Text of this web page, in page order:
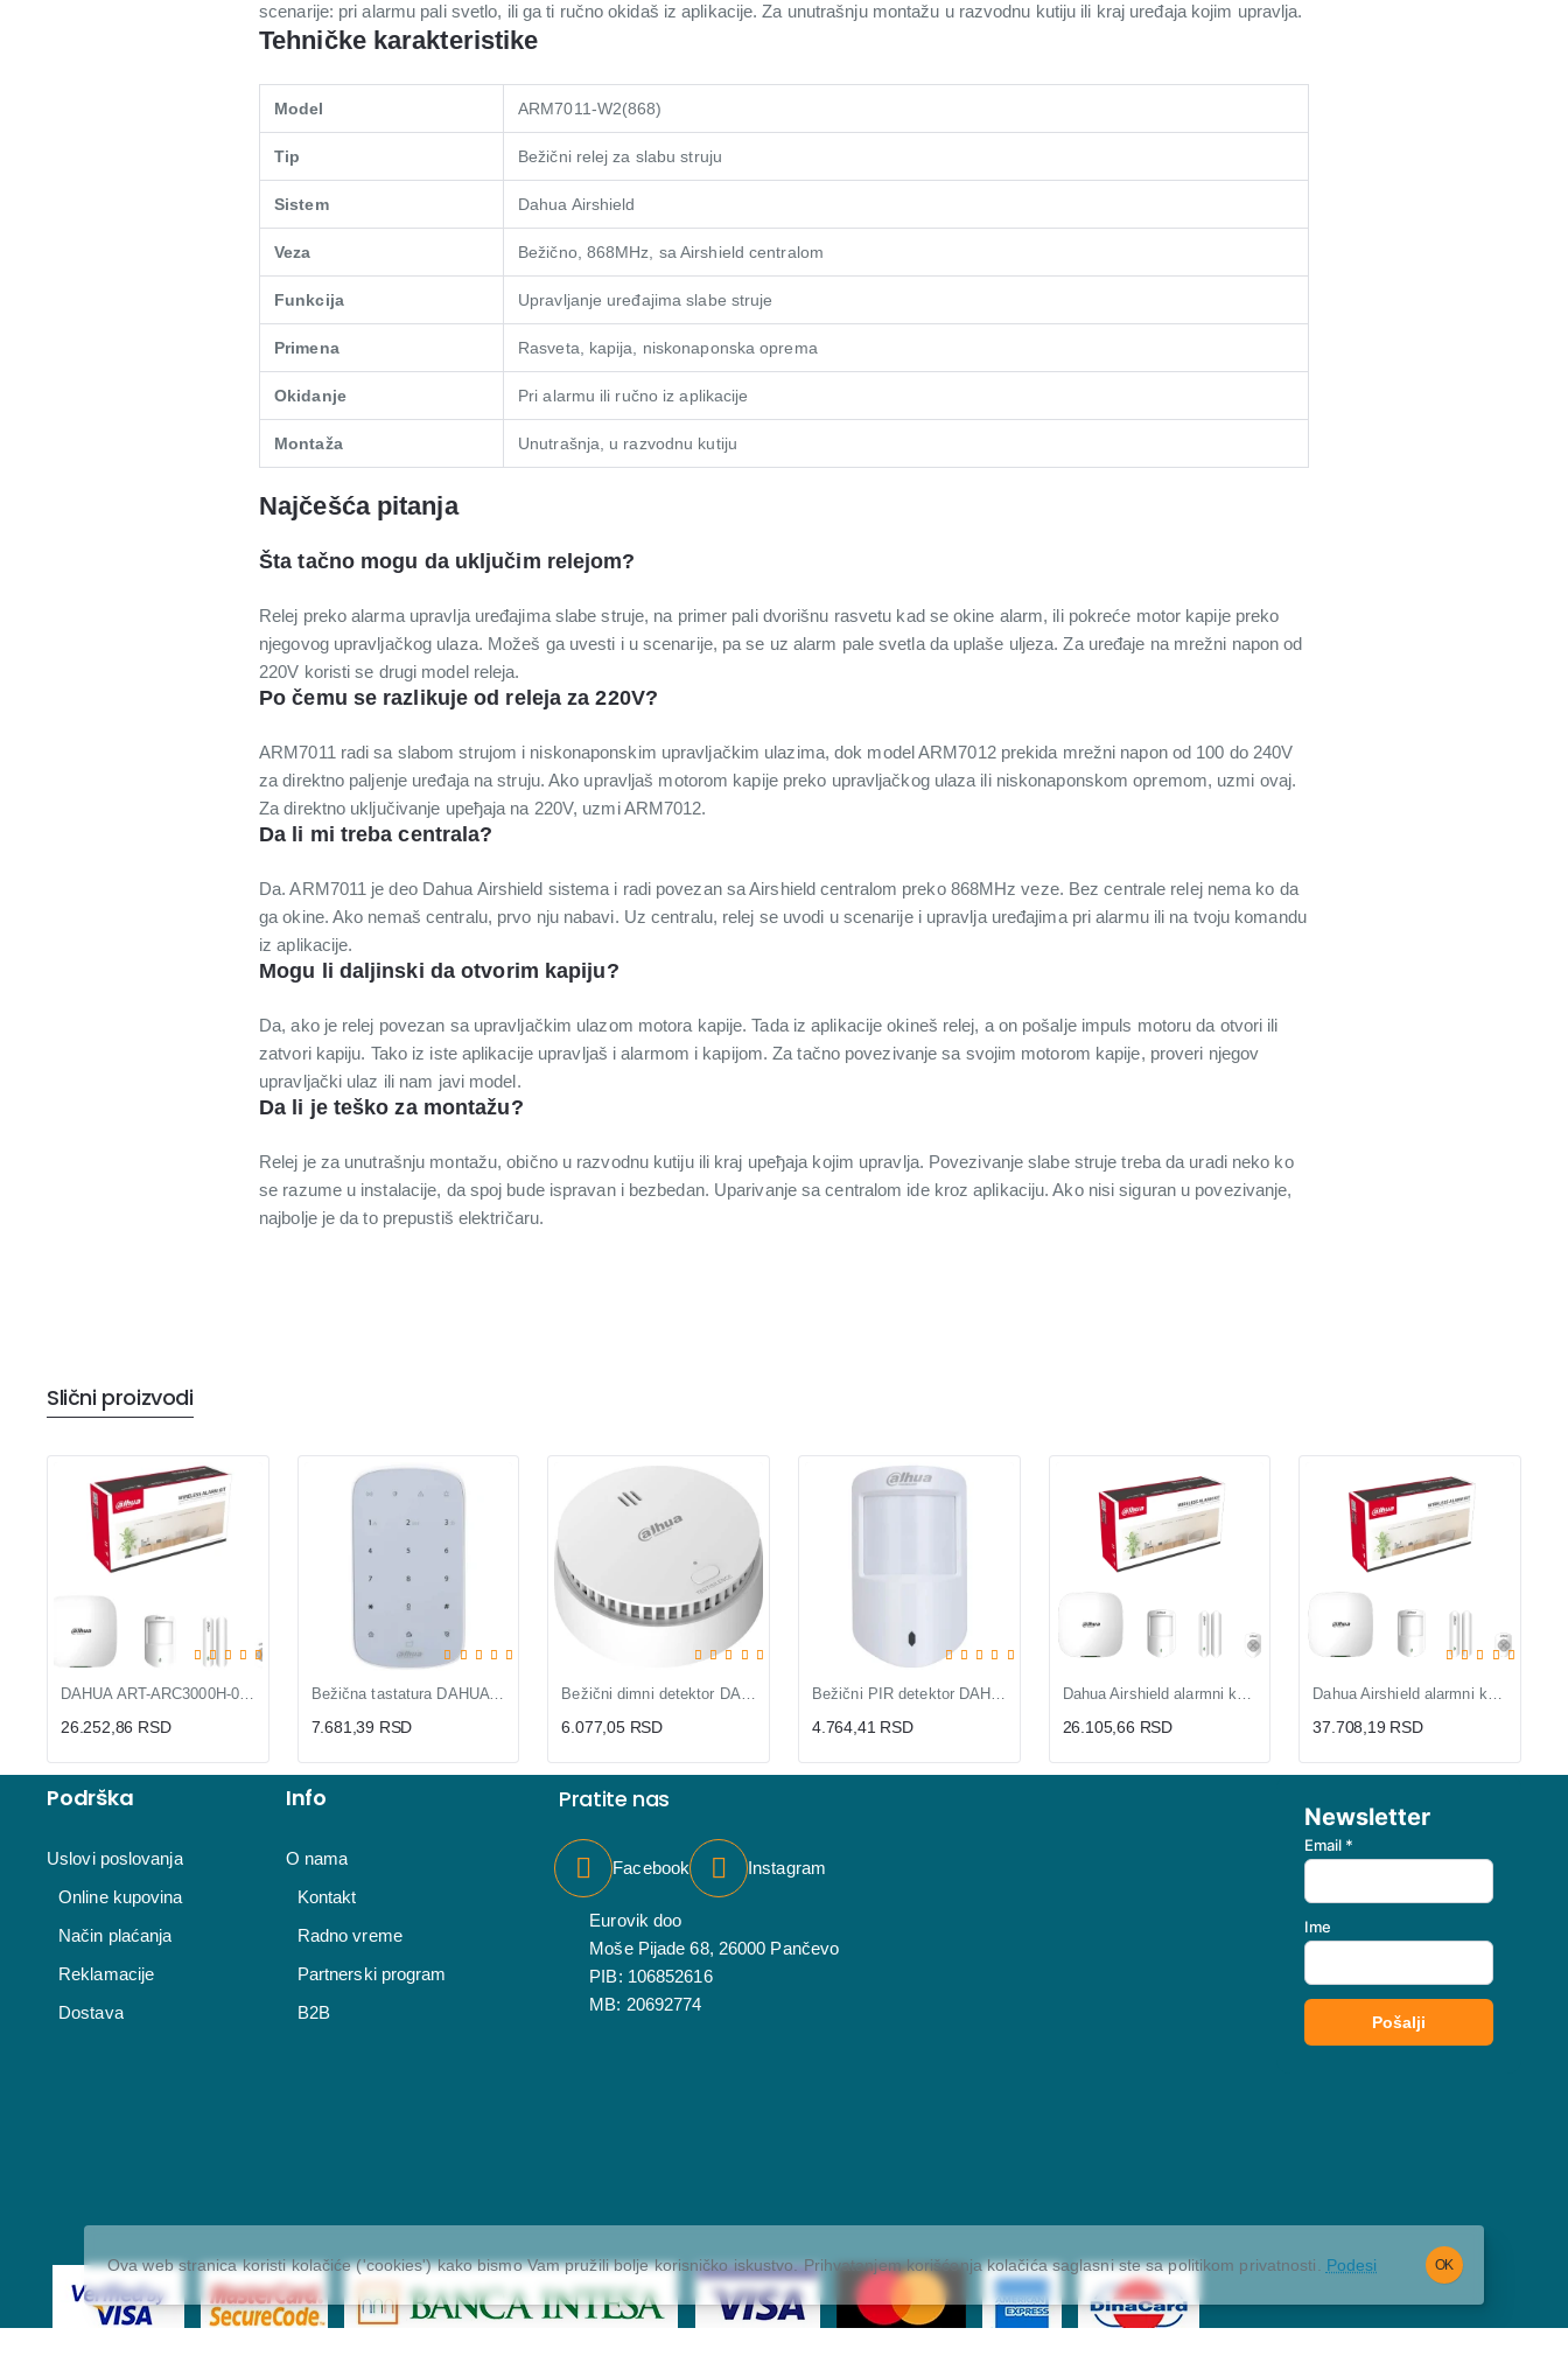
Ova web stranica koristi kolačiće ('cookies') kako bismo Vam pružili bolje korisničko iskustvo. Prihvatanjem korišćenja kolačića saglasni ste sa politikom privatnosti. Podesi OK
scenarije: pri alarmu pali svetlo, ili ga ti ručno okidaš iz aplikacije. Za unutrašnju montažu u razvodnu kutiju ili kraj uređaja kojim upravlja.
Tehničke karakteristike
Model ARM7011-W2(868)
Tip Bežični relej za slabu struju
Sistem Dahua Airshield
Veza Bežično, 868MHz, sa Airshield centralom
Funkcija Upravljanje uređajima slabe struje
Primena Rasveta, kapija, niskonaponska oprema
Okidanje Pri alarmu ili ručno iz aplikacije
Montaža Unutrašnja, u razvodnu kutiju
Najčešća pitanja
Šta tačno mogu da uključim relejom?
Relej preko alarma upravlja uređajima slabe struje, na primer pali dvorišnu rasvetu kad se okine alarm, ili pokreće motor kapije preko
njegovog upravljačkog ulaza. Možeš ga uvesti i u scenarije, pa se uz alarm pale svetla da uplaše uljeza. Za uređaje na mrežni napon od
220V koristi se drugi model releja.
Po čemu se razlikuje od releja za 220V?
ARM7011 radi sa slabom strujom i niskonaponskim upravljačkim ulazima, dok model ARM7012 prekida mrežni napon od 100 do 240V
za direktno paljenje uređaja na struju. Ako upravljaš motorom kapije preko upravljačkog ulaza ili niskonaponskom opremom, uzmi ovaj.
Za direktno uključivanje uређaja na 220V, uzmi ARM7012.
Da li mi treba centrala?
Da. ARM7011 je deo Dahua Airshield sistema i radi povezan sa Airshield centralom preko 868MHz veze. Bez centrale relej nema ko da
ga okine. Ako nemaš centralu, prvo nju nabavi. Uz centralu, relej se uvodi u scenarije i upravlja uređajima pri alarmu ili na tvoju komandu
iz aplikacije.
Mogu li daljinski da otvorim kapiju?
Da, ako je relej povezan sa upravljačkim ulazom motora kapije. Tada iz aplikacije okineš relej, a on pošalje impuls motoru da otvori ili
zatvori kapiju. Tako iz iste aplikacije upravljaš i alarmom i kapijom. Za tačno povezivanje sa svojim motorom kapije, proveri njegov
upravljački ulaz ili nam javi model.
Da li je teško za montažu?
Relej je za unutrašnju montažu, obično u razvodnu kutiju ili kraj uређaja kojim upravlja. Povezivanje slabe struje treba da uradi neko ko
se razume u instalacije, da spoj bude ispravan i bezbedan. Uparivanje sa centralom ide kroz aplikaciju. Ako nisi siguran u povezivanje,
najbolje je da to prepustiš električaru.
Slični proizvodi
26.252,86 RSD
Bežična tastatura DAHUA ARK30T-W2(868)
7.681,39 RSD 6.077,05 RSD 4.764,41 RSD 26.105,66 RSD 37.708,19 RSD
Podrška
Uslovi poslovanja
Online kupovina
Način plaćanja
Reklamacije
Dostava
Info
O nama
Kontakt
Radno vreme
Partnerski program
B2B
Pratite nas
Facebook Instagram
Eurovik doo
Moše Pijade 68, 26000 Pančevo
PIB: 106852616
MB: 20692774